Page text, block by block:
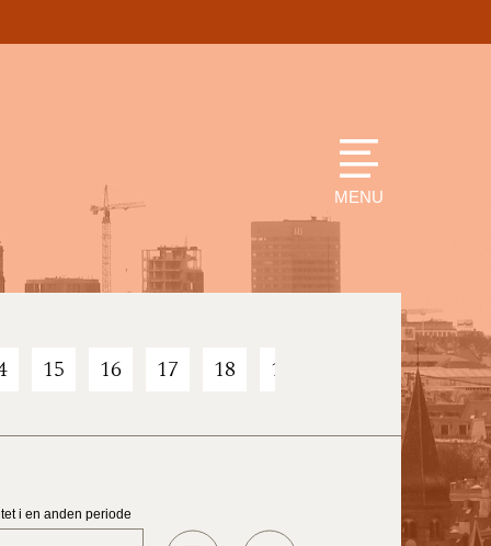
MENU
15 16 17 18 19 21 22
i en anden periode